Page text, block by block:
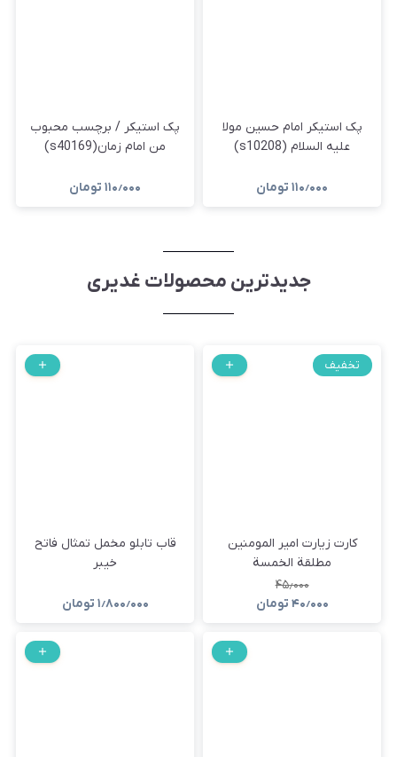
پک استیکر امام حسین مولا
علیه السلام (s10208)
۱۱۰٫۰۰۰ تومان
پک استیکر / برچسب محبوب
من امام زمان(s40169)
۱۱۰٫۰۰۰ تومان
جدیدترین محصولات غدیری
تخفیف
کارت زیارت امیر المومنین
مطلقة الخمسة
۴۵٫۰۰۰
۴۰٫۰۰۰ تومان
قاب تابلو مخمل تمثال فاتح
خیبر
۱٫۸۰۰٫۰۰۰ تومان